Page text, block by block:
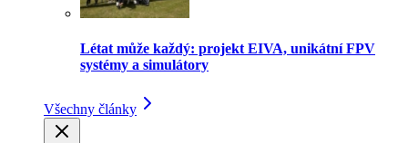
Létat může každý: projekt EIVA, unikátní FPV
systémy a simulátory
Všechny články